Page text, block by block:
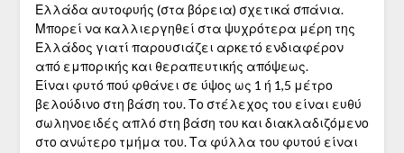
Ελλάδα αυτοφυής (στα βόρεια) σχετικά σπάνια.
Μπορεί να καλλιεργηθεί στα ψυχρότερα μέρη της
Ελλάδος γιατί παρουσιά­ζει αρκετό ενδιαφέρον
από εμπορικής και θεραπευτικής απόψεως.
Είναι φυτό πού φθάνει σε ύψος ως 1 ή 1,5 μέτρο
βελούδινο στη βάση του. Το στέλεχος του είναι ευθύ
σωληνοειδές απλό στη βάση του και διακλαδιζόμενο
στο ανώτερο τμήμα του. Τα φύλλα του φυτού είναι